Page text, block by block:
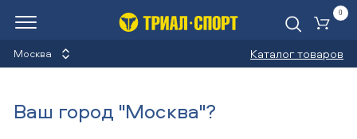
Москва Каталог товаров
0
Ваш город "Москва"?